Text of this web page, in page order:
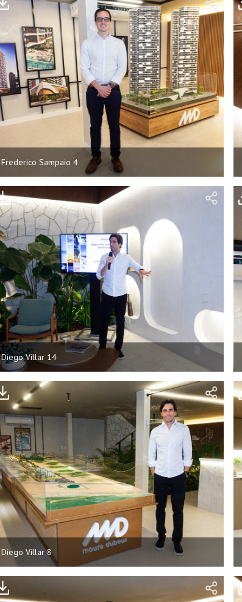
Frederico Sampaio 4
Diego Villar 14
Diego Villar 8